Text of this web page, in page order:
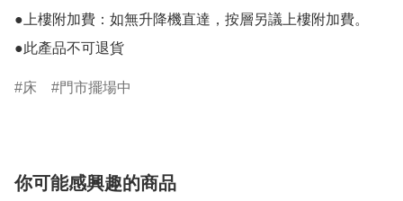
●上樓附加費：如無升降機直達，按層另議上樓附加費。
床 門市擺場中
你可能感興趣的商品